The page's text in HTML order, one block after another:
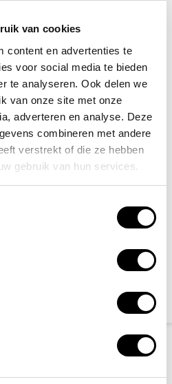
van cookies
content en advertenties te
voor social media te bieden
te analyseren. Ook delen we
van onze site met onze
adverteren en analyse. Deze
combineren met andere
verstrekt of die ze hebben
gebruik van hun services.
aan winkelwagen